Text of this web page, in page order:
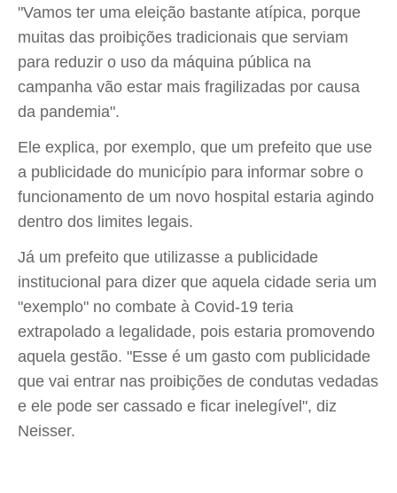
"Vamos ter uma eleição bastante atípica, porque
muitas das proibições tradicionais que serviam
para reduzir o uso da máquina pública na
campanha vão estar mais fragilizadas por causa
da pandemia".
Ele explica, por exemplo, que um prefeito que use
a publicidade do município para informar sobre o
funcionamento de um novo hospital estaria agindo
dentro dos limites legais.
Já um prefeito que utilizasse a publicidade
institucional para dizer que aquela cidade seria um
"exemplo" no combate à Covid-19 teria
extrapolado a legalidade, pois estaria promovendo
aquela gestão. "Esse é um gasto com publicidade
que vai entrar nas proibições de condutas vedadas
e ele pode ser cassado e ficar inelegível", diz
Neisser.